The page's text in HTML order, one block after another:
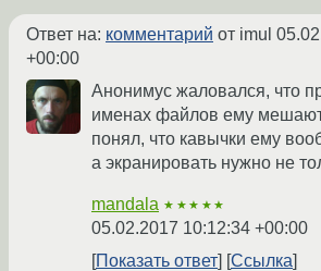
Ответ на: комментарий от imul
+00:00
Анонимус жаловался, что
именах файлов ему
понял, что кавычки ему
а экранировать нужно не
mandala ★★★★★
05.02.2017 10:12:34 +00:00
Показать ответ
Ссылка